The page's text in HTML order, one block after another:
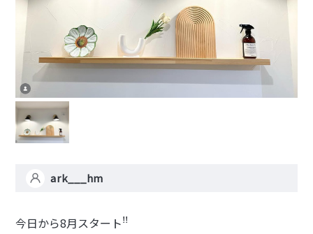
ark___hm
今日から8月スタートꜝꜝ